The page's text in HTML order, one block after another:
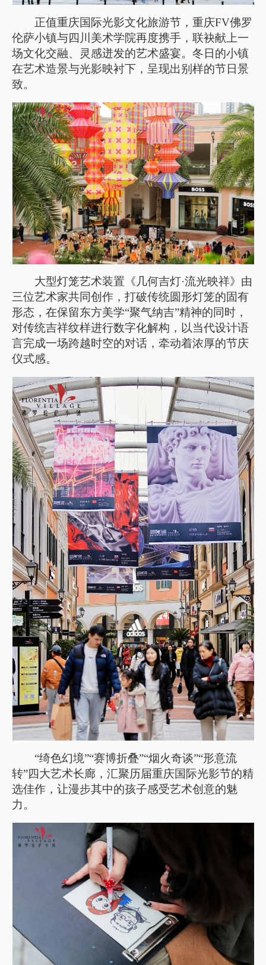
正值重庆国际光影文化旅游节，重庆FV佛罗
伦萨小镇与四川美术学院再度携手，联袂献上一
场文化交融、灵感迸发的艺术盛宴。冬日的小镇
在艺术造景与光影映衬下，呈现出别样的节日景
致。
大型灯笼艺术装置《几何吉灯·流光映祥》由
三位艺术家共同创作，打破传统圆形灯笼的固有
形态，在保留东方美学“聚气纳吉”精神的同时，
对传统吉祥纹样进行数字化解构，以当代设计语
言完成一场跨越时空的对话，牵动着浓厚的节庆
仪式感。
“绮色幻境”“赛博折叠”“烟火奇谈”“形意流
转”四大艺术长廊，汇聚历届重庆国际光影节的精
选佳作，让漫步其中的孩子感受艺术创意的魅
力。